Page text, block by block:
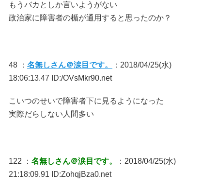
もうバカとしか言いようがない
政治家に障害者の楯が通用すると思ったのか？
48 ： 名無しさん＠涙目です。
：2018/04/25(水)
18:06:13.47 ID:/OVsMkr90.net
こいつのせいで障害者下に見るようになった
実際だらしない人間多い
122 ： 名無しさん＠涙目です。
：2018/04/25(水)
21:18:09.91 ID:ZohqjBza0.net